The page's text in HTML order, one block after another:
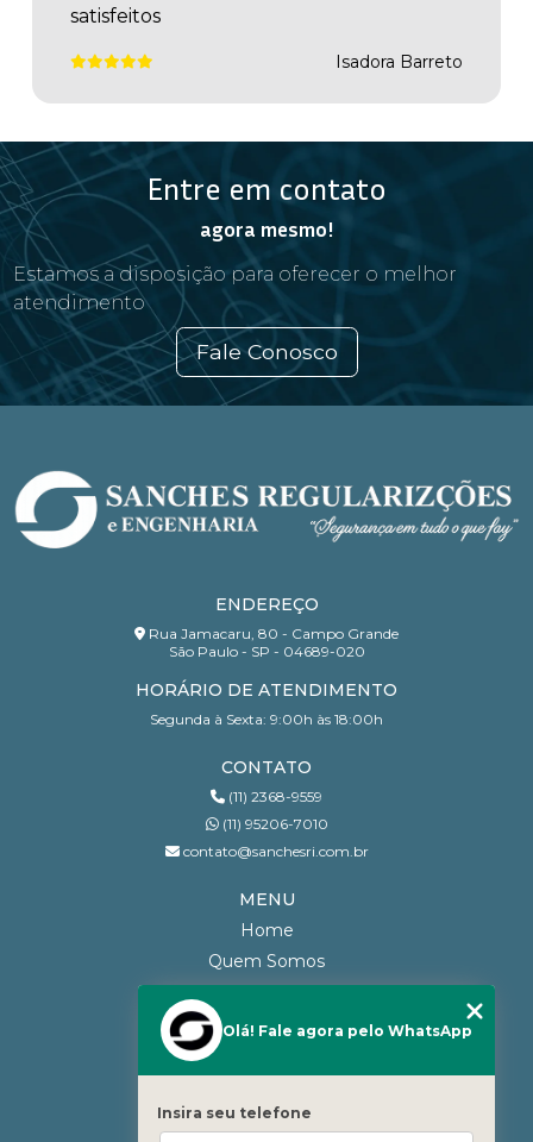
satisfeitos
Isadora Barreto
Entre em contato
agora mesmo!
Estamos a disposição para oferecer o melhor
atendimento
Fale Conosco
ENDEREÇO
Rua Jamacaru, 80 - Campo Grande
São Paulo - SP - 04689-020
HORÁRIO DE ATENDIMENTO
Segunda à Sexta: 9:00h às 18:00h
CONTATO
(11) 2368-9559
(11) 95206-7010
contato@sanchesri.com.br
MENU
Home
Quem Somos
Blog
Serviços
Mapa do site
Olá! Fale agora pelo WhatsApp
Insira seu telefone